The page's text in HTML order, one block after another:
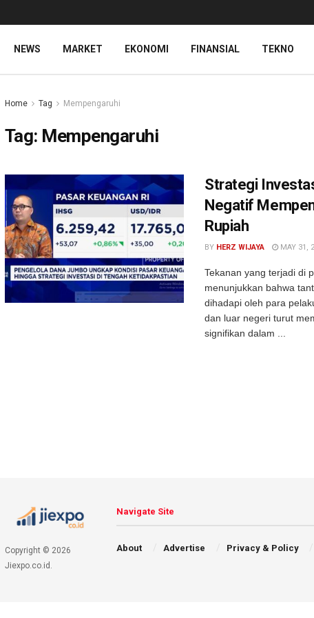
NEWS MARKET EKONOMI FINANSIAL TEKNO
Home Tag Mempengaruhi
Tag: Mempengaruhi
Strategi
Negatif
Rupiah
BY HERZ WIJAYA MAY 31,
Tekanan yang terjadi di
menunjukkan bahwa
dihadapi oleh para
dan luar negeri turut
signifikan dalam ...
Copyright © 2026
Jiexpo.co.id.
Navigate Site
About Advertise Privacy & Policy